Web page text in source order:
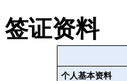
签证资料
个人基本资料